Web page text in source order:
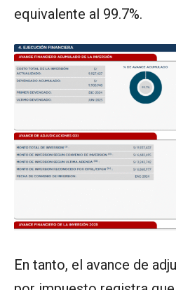
equivalente al 99.7%.
En tanto, el avance de